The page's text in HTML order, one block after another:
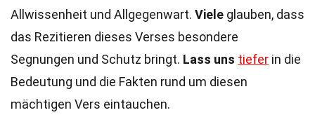
Allwissenheit und Allgegenwart. Viele glauben, dass
das Rezitieren dieses Verses besondere
Segnungen und Schutz bringt. Lass uns tiefer in die
Bedeutung und die Fakten rund um diesen
mächtigen Vers eintauchen.